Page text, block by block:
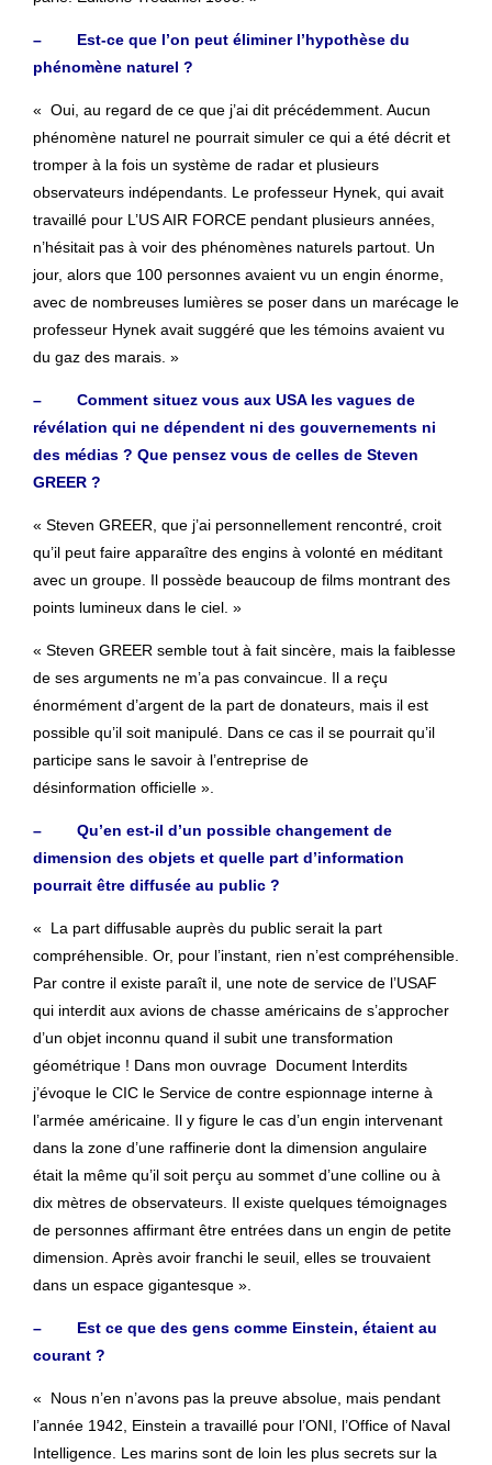
– Est-ce que l’on peut éliminer l’hypothèse du
phénomène naturel ?
« Oui, au regard de ce que j’ai dit précédemment. Aucun
phénomène naturel ne pourrait simuler ce qui a été décrit et
tromper à la fois un système de radar et plusieurs
observateurs indépendants. Le professeur Hynek, qui avait
travaillé pour L’US AIR FORCE pendant plusieurs années,
n’hésitait pas à voir des phénomènes naturels partout. Un
jour, alors que 100 personnes avaient vu un engin énorme,
avec de nombreuses lumières se poser dans un marécage le
professeur Hynek avait suggéré que les témoins avaient vu
du gaz des marais. »
– Comment situez vous aux USA les vagues de
révélation qui ne dépendent ni des gouvernements ni
des médias ? Que pensez vous de celles de Steven
GREER ?
« Steven GREER, que j’ai personnellement rencontré, croit
qu’il peut faire apparaître des engins à volonté en méditant
avec un groupe. Il possède beaucoup de films montrant des
points lumineux dans le ciel. »
« Steven GREER semble tout à fait sincère, mais la faiblesse
de ses arguments ne m’a pas convaincue. Il a reçu
énormément d’argent de la part de donateurs, mais il est
possible qu’il soit manipulé. Dans ce cas il se pourrait qu’il
participe sans le savoir à l’entreprise de
désinformation officielle ».
– Qu’en est-il d’un possible changement de
dimension des objets et quelle part d’information
pourrait être diffusée au public ?
« La part diffusable auprès du public serait la part
compréhensible. Or, pour l’instant, rien n’est compréhensible.
Par contre il existe paraît il, une note de service de l’USAF
qui interdit aux avions de chasse américains de s’approcher
d’un objet inconnu quand il subit une transformation
géométrique ! Dans mon ouvrage Document Interdits
j’évoque le CIC le Service de contre espionnage interne à
l’armée américaine. Il y figure le cas d’un engin intervenant
dans la zone d’une raffinerie dont la dimension angulaire
était la même qu’il soit perçu au sommet d’une colline ou à
dix mètres de observateurs. Il existe quelques témoignages
de personnes affirmant être entrées dans un engin de petite
dimension. Après avoir franchi le seuil, elles se trouvaient
dans un espace gigantesque ».
– Est ce que des gens comme Einstein, étaient au
courant ?
« Nous n’en n’avons pas la preuve absolue, mais pendant
l’année 1942, Einstein a travaillé pour l’ONI, l’Office of Naval
Intelligence. Les marins sont de loin les plus secrets sur la